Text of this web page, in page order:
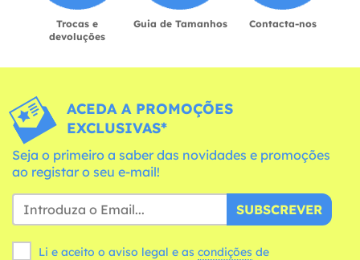
Trocas e
devoluções
Guia de Tamanhos Contacta-nos
ACEDA A PROMOÇÕES
EXCLUSIVAS*
Seja o primeiro a saber das novidades e promoções
ao registar o seu e-mail!
SUBSCREVER
Li e aceito o aviso legal e as condições